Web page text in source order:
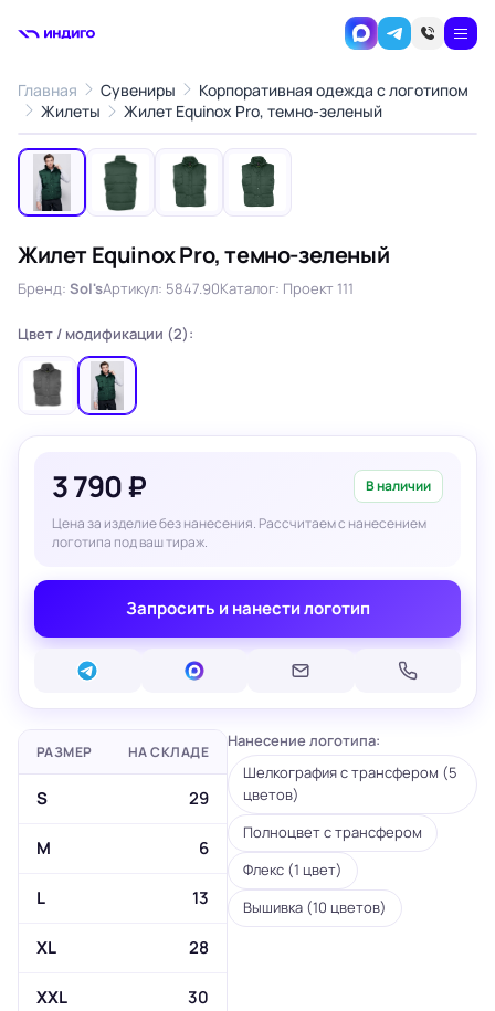
Главная Сувениры
Корпоративная одежда с логотипом
Жилеты
Жилет Equinox Pro, темно-зеленый
‹ ›
Жилет Equinox Pro, темно-зеленый
Бренд: Sol'sАртикул: 5847.90Каталог: Проект 111
Цвет / модификации (2):
3 790 ₽ В наличии
Цена за изделие без нанесения. Рассчитаем с нанесением
логотипа под ваш тираж.
Запросить и нанести логотип
РАЗМЕР НА СКЛАДЕ
S 29
M 6
L 13
XL 28
XXL 30
Нанесение логотипа:
Шелкография с трансфером (5
цветов)
Полноцвет с трансфером
Флекс (1 цвет)
Вышивка (10 цветов)